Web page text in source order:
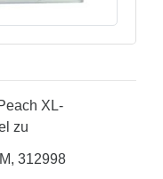
XL-
zu
312998